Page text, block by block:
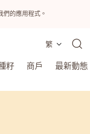
的應用程式。
繁
籽 商戶 最新動態